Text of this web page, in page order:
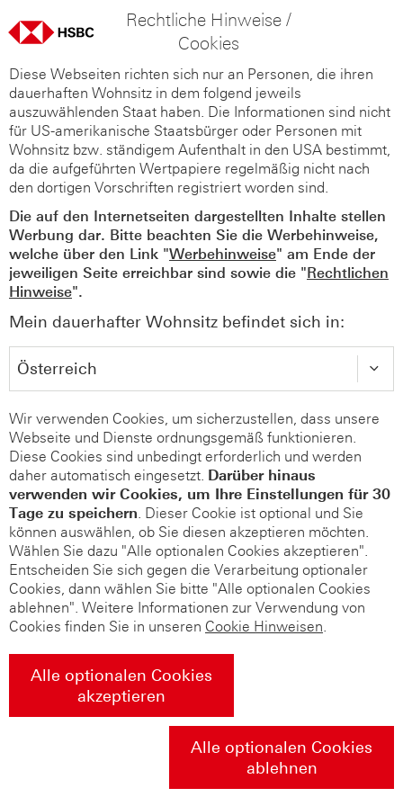
Rechtliche Hinweise /
Cookies
Diese Webseiten richten sich nur an Personen, die ihren
dauerhaften Wohnsitz in dem folgend jeweils
auszuwählenden Staat haben. Die Informationen sind nicht
für US-amerikanische Staatsbürger oder Personen mit
Wohnsitz bzw. ständigem Aufenthalt in den USA bestimmt,
da die aufgeführten Wertpapiere regelmäßig nicht nach
den dortigen Vorschriften registriert worden sind.
Die auf den Internetseiten dargestellten Inhalte stellen
Werbung dar. Bitte beachten Sie die Werbehinweise,
welche über den Link "Werbehinweise" am Ende der
jeweiligen Seite erreichbar sind sowie die "Rechtlichen
Hinweise".
Mein dauerhafter Wohnsitz befindet sich in:
Wir verwenden Cookies, um sicherzustellen, dass unsere
Webseite und Dienste ordnungsgemäß funktionieren.
Diese Cookies sind unbedingt erforderlich und werden
daher automatisch eingesetzt. Darüber hinaus
verwenden wir Cookies, um Ihre Einstellungen für 30
Tage zu speichern. Dieser Cookie ist optional und Sie
können auswählen, ob Sie diesen akzeptieren möchten.
Wählen Sie dazu "Alle optionalen Cookies akzeptieren".
Entscheiden Sie sich gegen die Verarbeitung optionaler
Cookies, dann wählen Sie bitte "Alle optionalen Cookies
ablehnen". Weitere Informationen zur Verwendung von
Cookies finden Sie in unseren Cookie Hinweisen.
Alle optionalen Cookies
akzeptieren
Alle optionalen Cookies
ablehnen